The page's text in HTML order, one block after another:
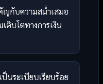
ความสม่ำเสมอ
ติบโตทางการเงิน
ะเบียบเรียบร้อย